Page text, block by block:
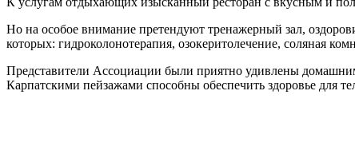
Но на особое внимание претендуют тренажерный зал,
которых: гидроколонотерапия, озокеритолечение, соляная
Представители Ассоциации были приятно удивлены
Карпатскими пейзажами способны обеспечить здоровье для